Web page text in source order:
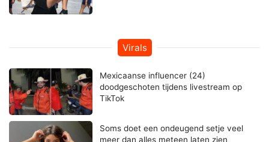
Virals
Mexicaanse influencer (24)
doodgeschoten tijdens livestream op
TikTok
Soms doet een ondeugend setje veel
meer dan alles meteen laten zien